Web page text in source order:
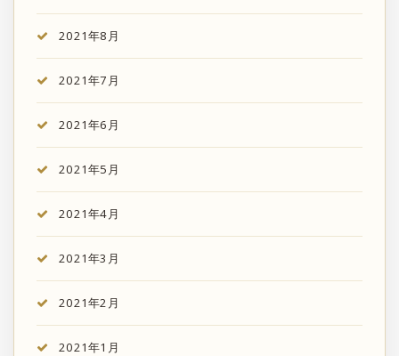
2021年8月
2021年7月
2021年6月
2021年5月
2021年4月
2021年3月
2021年2月
2021年1月